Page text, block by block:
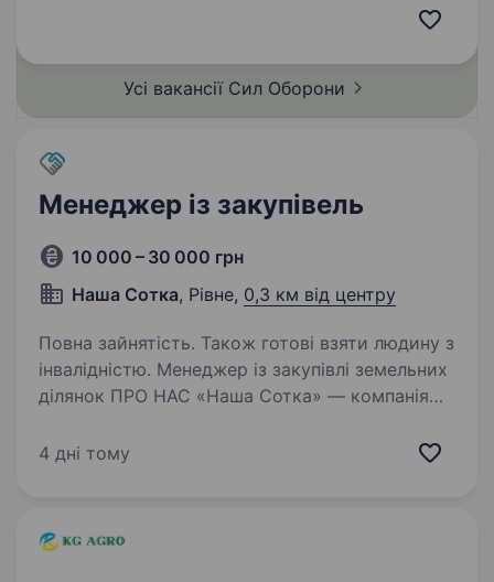
корпусу Національної гвардії України «Азов».
досвідченими азовськими артилеристами,
наразі набирає…Усі вакансії Сил Оборони
Менеджер із закупівель
10 000 – 30 000 грн
Наша Сотка, Рівне, 0,3 км від центру
Повна зайнятість. Також готові взяти людину з
інвалідністю. Менеджер із закупівлі земельних
ділянок ПРО НАС «Наша Сотка» — компанія
працюємо по Рівненській та сусідніх областях,
4 дні тому